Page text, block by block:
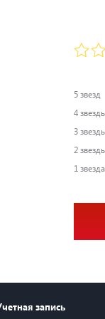
5 звезд
4
3
2
1 звезда
запись